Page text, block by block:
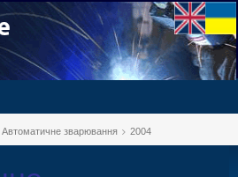
Автоматичне зварювання 2004